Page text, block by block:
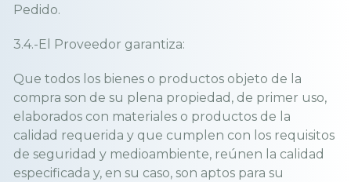
Pedido.
3.4.-El Proveedor garantiza:
Que todos los bienes o productos objeto de la
compra son de su plena propiedad, de primer uso,
elaborados con materiales o productos de la
calidad requerida y que cumplen con los requisitos
de seguridad y medioambiente, reúnen la calidad
especificada y, en su caso, son aptos para su